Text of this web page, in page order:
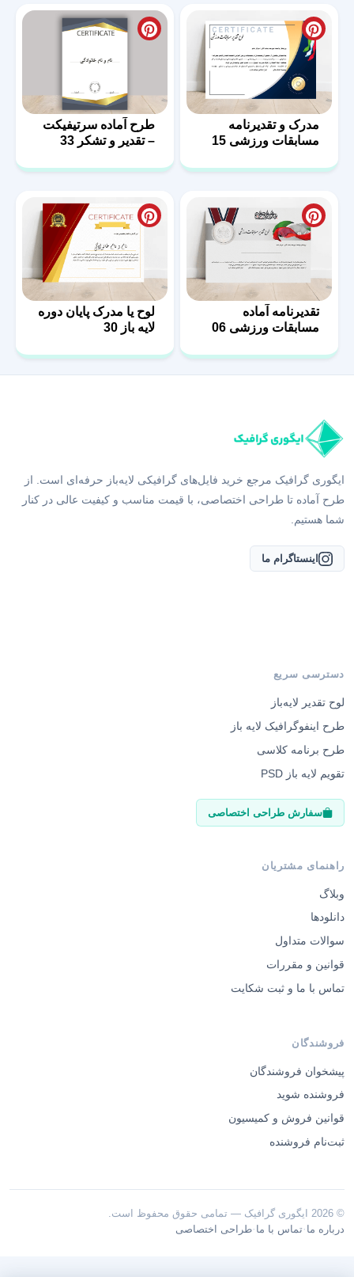
مدرک و تقدیرنامه
مسابقات ورزشی 15
طرح‌ آماده سرتیفیکت
– تقدیر و تشکر 33
تقدیرنامه آماده
مسابقات ورزشی 06
لوح یا مدرک پایان دوره
لایه باز 30
ایگوری گرافیک مرجع خرید فایل‌های گرافیکی لایه‌باز حرفه‌ای است. از
طرح آماده تا طراحی اختصاصی، با قیمت مناسب و کیفیت عالی در کنار
شما هستیم.
اینستاگرام ما
دسترسی سریع
لوح تقدیر لایه‌باز
طرح اینفوگرافیک لایه باز
طرح برنامه کلاسی
تقویم لایه باز PSD
سفارش طراحی اختصاصی
راهنمای مشتریان
وبلاگ
دانلودها
سوالات متداول
قوانین و مقررات
تماس با ما و ثبت شکایت
فروشندگان
پیشخوان فروشندگان
فروشنده شوید
قوانین فروش و کمیسیون
ثبت‌نام فروشنده
© 2026 ایگوری گرافیک — تمامی حقوق محفوظ است.
درباره ما ·تماس با ما ·طراحی اختصاصی